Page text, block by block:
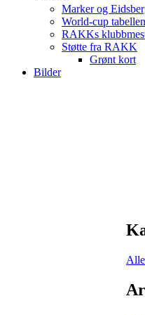
Marker og
World-cup tabellen
RAKKs
Støtte fra RAKK
Grønt kort
Bilder